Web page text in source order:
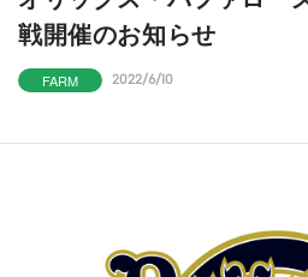
戦開催のお知らせ
FARM 2022/6/10